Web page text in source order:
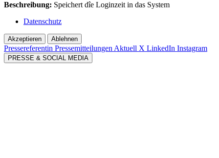
Beschreibung: Speichert dîe Loginzeit in das System
Datenschutz
Akzeptieren Ablehnen
Pressereferentin Pressemitteilungen Aktuell X LinkedIn Instagram
PRESSE & SOCIAL MEDIA